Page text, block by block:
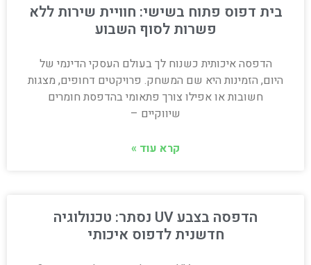
בית דפוס פתוח בשישי: חוויית שירות ללא
פשרות לסוף השבוע
הדפסה איכותית כשנוח לך בעולם העסקי הדינמי של
היום, הזמינות היא שם המשחק. פרויקטים דחופים, מצגות
חשובות או אפילו צורך פתאומי בהדפסת חומרים
שיווקיים –
קרא עוד »
הדפסה בצבע UV נסתר: טכנולוגיה
חדשנית לדפוס איכותי